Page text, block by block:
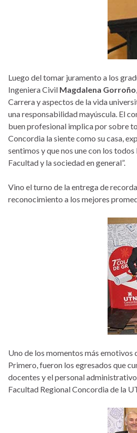
Luego del tomar juramento a los
Ingeniera Civil Magdalena Gorroño
Carrera y aspectos de la vida
una responsabilidad mayúscula. El
buen profesional implica por sobre
Concordia la siente como su casa,
sentimos y que nos une con los
Facultad y la sociedad en general”.
Vino el turno de la entrega de
reconocimiento a los mejores
Uno de los momentos más
Primero, fueron los egresados que
docentes y el personal
Facultad Regional Concordia de la